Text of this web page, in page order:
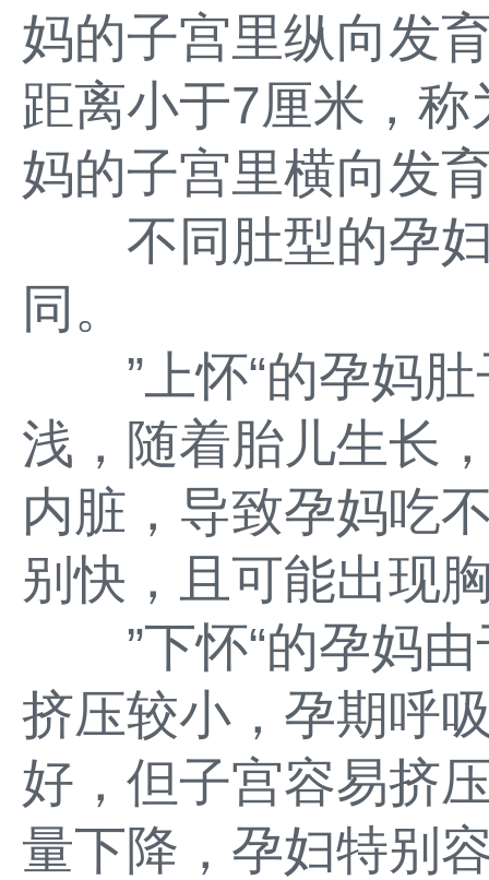
妈的子宫里纵向发
距离小于7厘米，
妈的子宫里横向发
不同肚型的孕妇
同。
”上怀“的孕妈肚
浅，随着胎儿生长
内脏，导致孕妈吃
别快，且可能出现
”下怀“的孕妈由
挤压较小，孕期呼
好，但子宫容易挤
量下降，孕妇特别